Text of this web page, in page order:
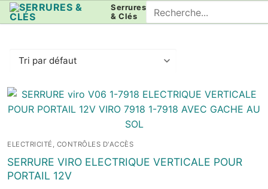
Aller
au
Serrures
& Clés
Rechercher
:
ELECTRICITÉ, CONTRÔLES D'ACCÈS
SERRURE VIRO ELECTRIQUE VERTICALE POUR
PORTAIL 12V